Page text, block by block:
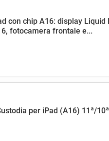
con chip A16: display Liquid
6, fotocamera frontale e...
per iPad (A16) 11ª/